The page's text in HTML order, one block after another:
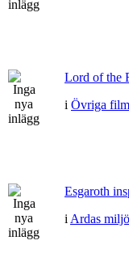
Lord of the
i Övriga
Esgaroth
i Ardas